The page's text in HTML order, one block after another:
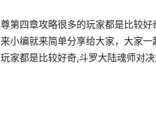
第四章攻略很多的玩家都是比较
小编就来简单分享给大家，大家
家都是比较好奇,斗罗大陆魂师对